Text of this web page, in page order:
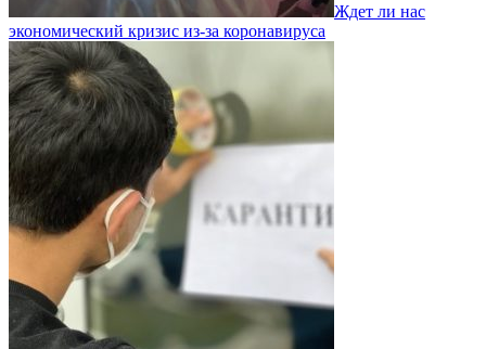
Ждет ли нас
экономический кризис из-за коронавируса